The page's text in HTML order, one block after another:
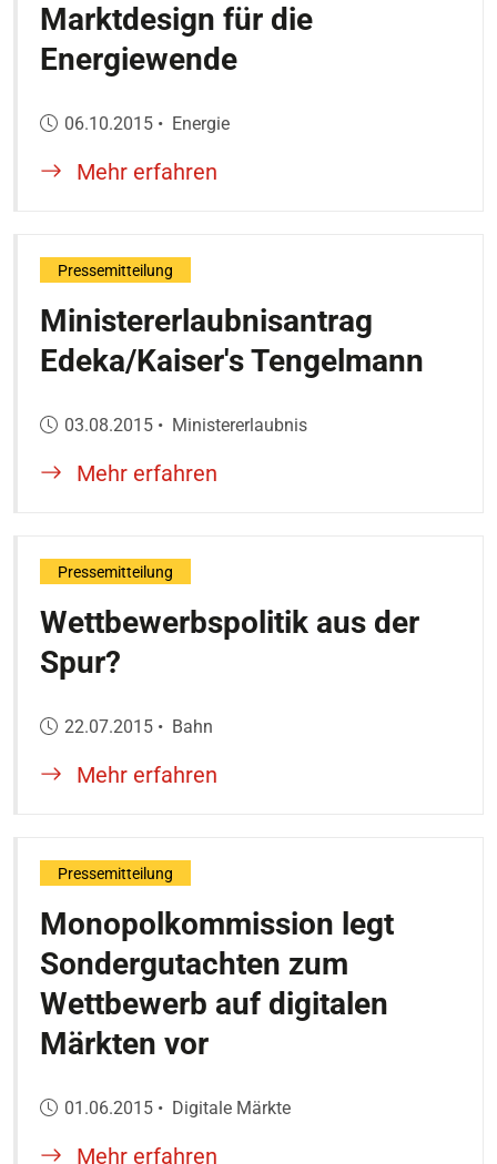
Marktdesign für die
Energiewende
Veröffentlicht am:
06.10.2015 • Energie
Mehr erfahren
Ministererlaubnisantrag
Edeka/Kaiser's Tengelmann
Veröffentlicht am:
03.08.2015 • Ministererlaubnis
Pressemitteilung
Mehr erfahren
Wettbewerbspolitik aus der
Spur?
Veröffentlicht am:
22.07.2015 • Bahn
Pressemitteilung
Mehr erfahren
Monopolkommission legt
Sondergutachten zum
Wettbewerb auf digitalen
Märkten vor
Veröffentlicht am:
01.06.2015 • Digitale Märkte
Pressemitteilung
Mehr erfahren